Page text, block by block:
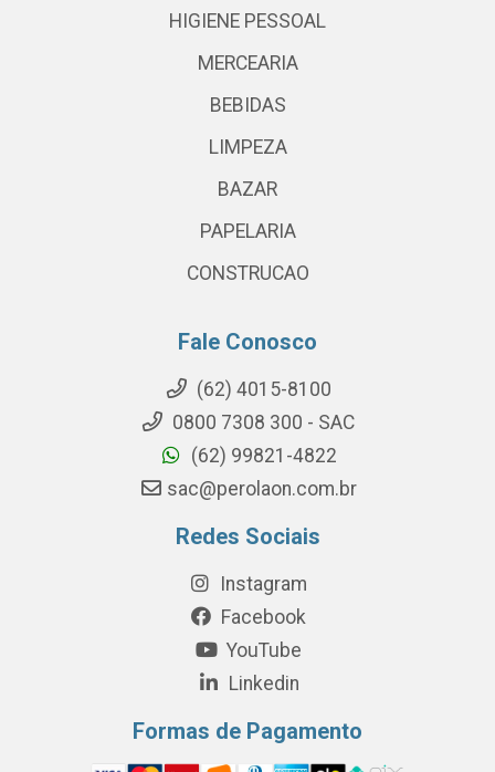
HIGIENE PESSOAL
MERCEARIA
BEBIDAS
LIMPEZA
BAZAR
PAPELARIA
CONSTRUCAO
Fale Conosco
(62) 4015-8100
0800 7308 300 - SAC
(62) 99821-4822
sac@perolaon.com.br
Redes Sociais
Instagram
Facebook
YouTube
Linkedin
Formas de Pagamento